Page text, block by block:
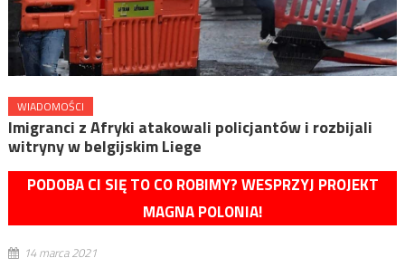
WIADOMOŚCI
Imigranci z Afryki atakowali policjantów i rozbijali
witryny w belgijskim Liege
PODOBA CI SIĘ TO CO ROBIMY? WESPRZYJ PROJEKT
MAGNA POLONIA!
14 marca 2021